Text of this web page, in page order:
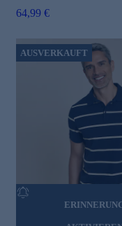
64,99 €
AUSVERKAUFT